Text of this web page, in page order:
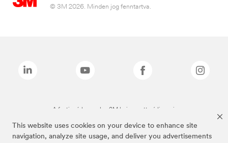
This website uses cookies on your device to enhance site
navigation, analyze site usage, and deliver you advertisements
© 3M 2026. Minden jog fenntartva.
A fenti márkanevek a 3M bejegyzett védjegyei.